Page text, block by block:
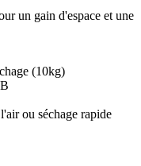
un gain d'espace et une
(10kg)
ou séchage rapide